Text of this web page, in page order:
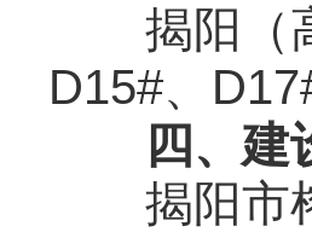
揭阳（高
D15#、
四、建
揭阳市榕